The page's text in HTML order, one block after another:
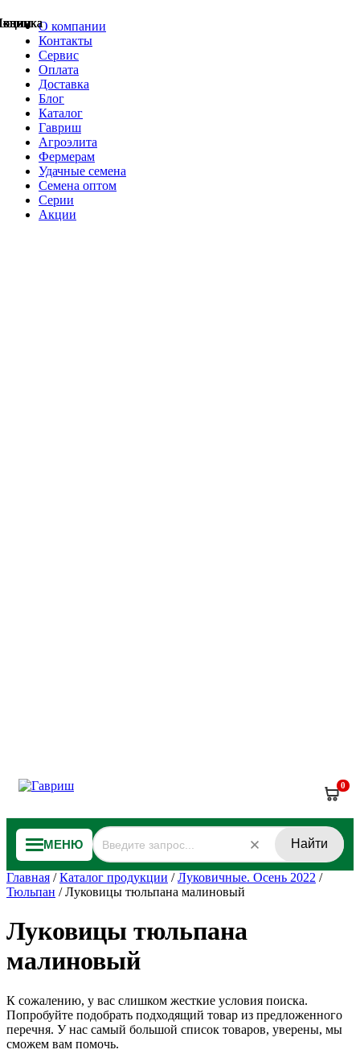
О компании
Контакты
Сервис
Оплата
Доставка
Блог
Каталог
Гавриш
Агроэлита
Фермерам
Удачные семена
Семена оптом
Серии
Акции
0
МЕНЮ Найти
Главная /Каталог продукции /Луковичные. Осень 2022 /
Тюльпан /Луковицы тюльпана малиновый
Луковицы тюльпана
малиновый
К сожалению, у вас слишком жесткие условия поиска.
Попробуйте подобрать подходящий товар из предложенного
перечня. У нас самый большой список товаров, уверены, мы
сможем вам помочь.